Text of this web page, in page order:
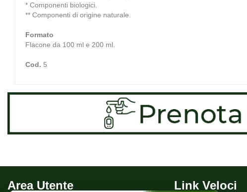
* Componenti biologici.
** Componenti di origine naturale.
Formato
Flacone da 100 ml e 200 ml.
Cod. 5
Area Utente Link Veloci